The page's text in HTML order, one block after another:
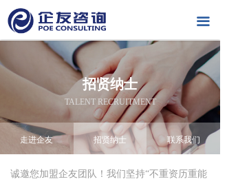
끀
招贤纳士
TALENT RECRUITMENT
走进企友 招贤纳士 联系我们
诚邀您加盟企友团队！我们坚持“不重资历重能